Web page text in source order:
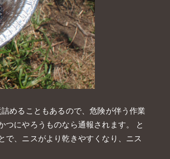
めることもあるので、危険が伴う作業
にやろうものなら通報されます。 と
、ニスがより乾きやすくなり、ニス